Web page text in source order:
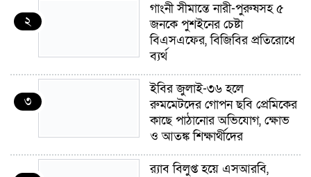
২
গাংনী সীমান্তে নারী-পুরুষসহ ৫
জনকে পুশইনের চেষ্টা
বিএসএফের, বিজিবির প্রতিরোধে
ব্যর্থ
৩
ইবির জুলাই-৩৬ হলে
রুমমেটদের গোপন ছবি প্রেমিকের
কাছে পাঠানোর অভিযোগ, ক্ষোভ
ও আতঙ্ক শিক্ষার্থীদের
র‍্যাব বিলুপ্ত হয়ে এসআরবি,